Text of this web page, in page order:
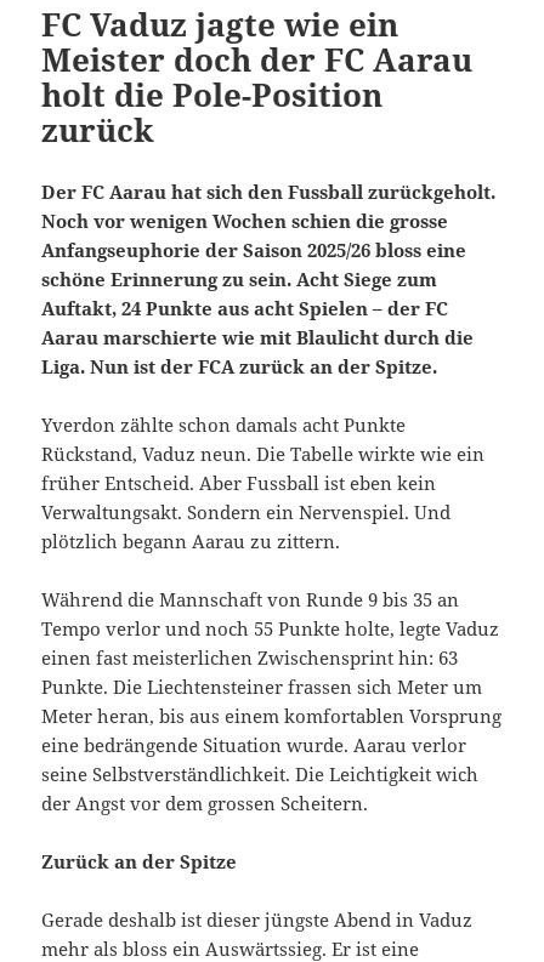
FC Vaduz jagte wie ein
Meister doch der FC Aarau
holt die Pole-Position
zurück
Der FC Aarau hat sich den Fussball zurückgeholt.
Noch vor wenigen Wochen schien die grosse
Anfangseuphorie der Saison 2025/26 bloss eine
schöne Erinnerung zu sein. Acht Siege zum
Auftakt, 24 Punkte aus acht Spielen – der FC
Aarau marschierte wie mit Blaulicht durch die
Liga. Nun ist der FCA zurück an der Spitze.
Yverdon zählte schon damals acht Punkte
Rückstand, Vaduz neun. Die Tabelle wirkte wie ein
früher Entscheid. Aber Fussball ist eben kein
Verwaltungsakt. Sondern ein Nervenspiel. Und
plötzlich begann Aarau zu zittern.
Während die Mannschaft von Runde 9 bis 35 an
Tempo verlor und noch 55 Punkte holte, legte Vaduz
einen fast meisterlichen Zwischensprint hin: 63
Punkte. Die Liechtensteiner frassen sich Meter um
Meter heran, bis aus einem komfortablen Vorsprung
eine bedrängende Situation wurde. Aarau verlor
seine Selbstverständlichkeit. Die Leichtigkeit wich
der Angst vor dem grossen Scheitern.
Zurück an der Spitze
Gerade deshalb ist dieser jüngste Abend in Vaduz
mehr als bloss ein Auswärtssieg. Er ist eine